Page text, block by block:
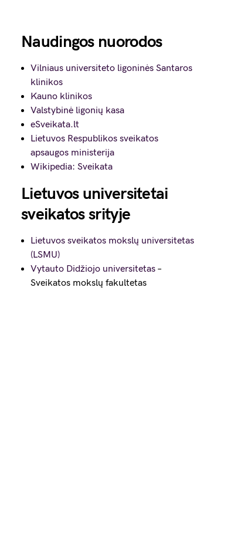
Naudingos nuorodos
Vilniaus universiteto ligoninės Santaros
klinikos
Kauno klinikos
Valstybinė ligonių kasa
eSveikata.lt
Lietuvos Respublikos sveikatos
apsaugos ministerija
Wikipedia: Sveikata
Lietuvos universitetai
sveikatos srityje
Lietuvos sveikatos mokslų universitetas
(LSMU)
Vytauto Didžiojo universitetas –
Sveikatos mokslų fakultetas